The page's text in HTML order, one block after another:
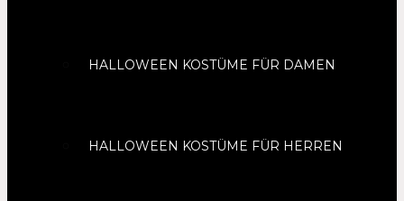
HALLOWEEN KOSTÜME FÜR DAMEN
HALLOWEEN KOSTÜME FÜR HERREN